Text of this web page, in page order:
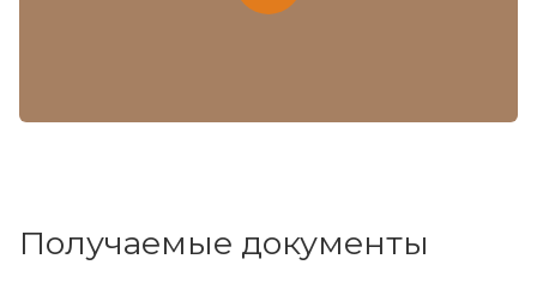
Получаемые документы